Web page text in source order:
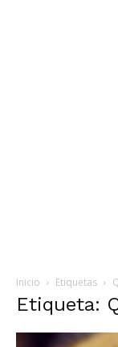
Inicio Etiquetas
Etiqueta: